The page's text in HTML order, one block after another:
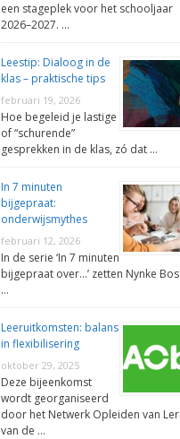
een stageplek voor het schooljaar
2026–2027. …
Leestip: Dialoog in de
klas – praktische tips
februari 19, 2026
Hoe begeleid je lastige
of “schurende”
gesprekken in de klas, zó dat …
In 7 minuten
bijgepraat:
onderwijsmythes
februari 12, 2026
In de serie ‘In 7 minuten
bijgepraat over…’ zetten Nynke
…
Leeruitkomsten: balans
in flexibilisering
oktober 29, 2025
Deze bijeenkomst
wordt georganiseerd
door het Netwerk Opleiden van
van de …